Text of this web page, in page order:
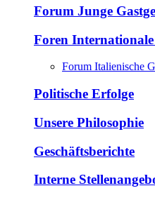
Forum Junge
Foren Internationale
Forum Italienische
Politische Erfolge
Unsere Philosophie
Geschäftsberichte
Interne